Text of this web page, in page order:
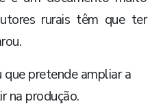
rurais têm que ter
pretende ampliar a
na produção.